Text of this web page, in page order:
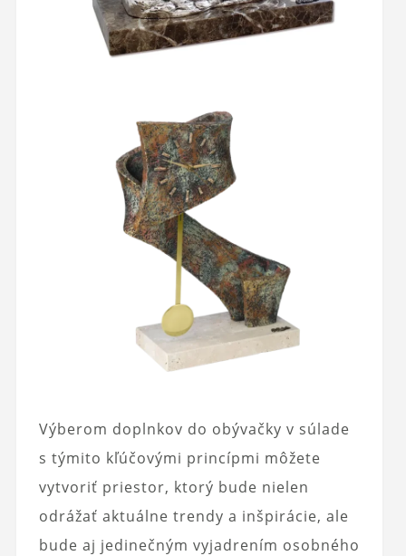
Výberom doplnkov do obývačky v súlade
s týmito kľúčovými princípmi môžete
vytvoriť priestor, ktorý bude nielen
odrážať aktuálne trendy a inšpirácie, ale
bude aj jedinečným vyjadrením osobného